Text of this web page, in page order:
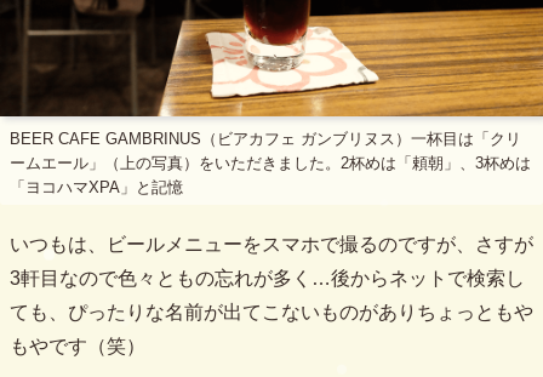
BEER CAFE GAMBRINUS（ビアカフェ ガンブリヌス）一杯目は「クリ
ームエール」（上の写真）をいただきました。2杯めは「頼朝」、3杯めは
「ヨコハマXPA」と記憶
いつもは、ビールメニューをスマホで撮るのですが、さすが
3軒目なので色々ともの忘れが多く…後からネットで検索し
ても、ぴったりな名前が出てこないものがありちょっともや
もやです（笑）